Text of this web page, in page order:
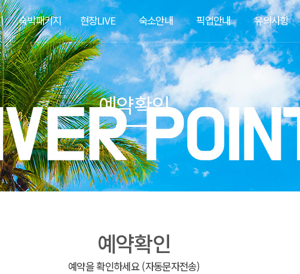
숙박패키지 현장LIVE 숙소안내 픽업안내 유의사항
예약확인
예약확인
예약을 확인하세요 (자동문자전송)